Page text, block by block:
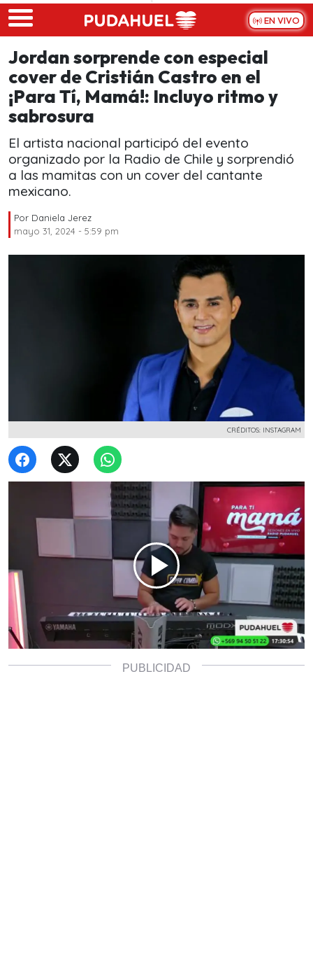
Skip to main content
EN VIVO
Jordan sorprende con especial
cover de Cristián Castro en el
¡Para Tí, Mamá!: Incluyo ritmo y
sabrosura
El artista nacional participó del evento
organizado por la Radio de Chile y sorprendió
a las mamitas con un cover del cantante
mexicano.
Por Daniela Jerez
mayo 31, 2024 - 5:59 pm
CRÉDITOS: INSTAGRAM